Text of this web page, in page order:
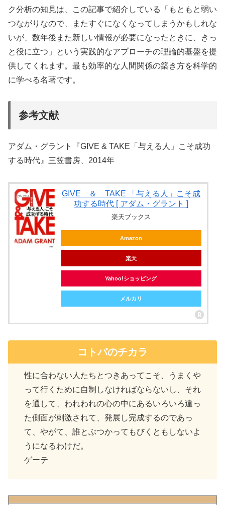
ク分析の知見は、この記事で紹介している「もともと弱い
つながりなので、またすぐになくなってしまうかもしれな
いが、数年後また新しい情報が必要になったときに、きっ
と役に立つ」という実践的なアプローチの理論的基盤を提
供してくれます。最も効率的な人間関係の築き方を科学的
に学べる名著です。
参考文献
アダム・グラント『GIVE & TAKE「与える人」こそ成功
する時代』三笠書房、2014年
GIVE ＆ TAKE 「与える人」こそ成
功する時代 [ アダム・グラント ]
楽天ブックス
Amazon
楽天
Yahoo!ショッピング
メルカリ
コトバのチカラ
性に合わない人たちとつきあってこそ、うまくや
って行くために自制しなければならないし、それ
を通して、われわれの心の中にあるいろいろ違っ
た側面が刺激されて、発展し完成するのであっ
て、やがて、誰とぶつかってもびくともしないよ
うになるわけだ。
ゲーテ